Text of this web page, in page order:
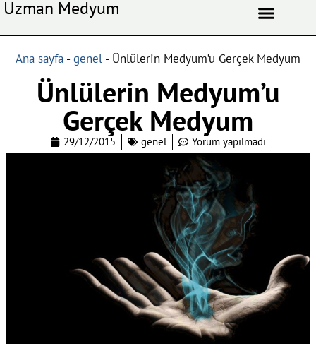
Uzman Medyum
Ana sayfa -genel - Ünlülerin Medyum’u Gerçek Medyum
Ünlülerin Medyum’u
Gerçek Medyum
29/12/2015 genel Yorum yapılmadı